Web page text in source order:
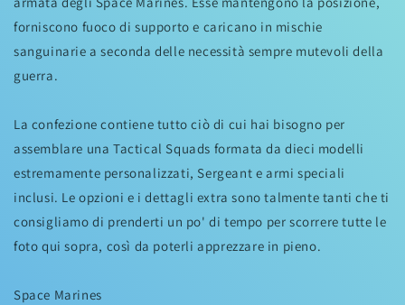
forniscono fuoco di supporto e caricano in mischie
sanguinarie a seconda delle necessità sempre mutevoli della
guerra.
La confezione contiene tutto ciò di cui hai bisogno per
assemblare una Tactical Squads formata da dieci modelli
estremamente personalizzati, Sergeant e armi speciali
inclusi. Le opzioni e i dettagli extra sono talmente tanti che ti
consigliamo di prenderti un po' di tempo per scorrere tutte le
foto qui sopra, così da poterli apprezzare in pieno.
Space Marines